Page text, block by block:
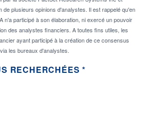
de plusieurs opinions d'analystes. Il est rappelé qu'en
n'a participé à son élaboration, ni exercé un pouvoir
des analystes financiers. A toutes fins utiles, les
ayant participé à la création de ce consensus
les bureaux d'analystes.
RECHERCHÉES *